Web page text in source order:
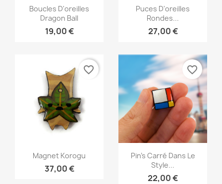
Aperçu rapide
Boucles D'oreilles
Dragon Ball
19,00 €
Aperçu rapide
Puces D'oreilles
Rondes...
27,00 €
Aperçu rapide
Magnet Korogu
37,00 €
favorite_border
Aperçu rapide
Pin's Carré Dans Le
Style...
22,00 €
favorite_border